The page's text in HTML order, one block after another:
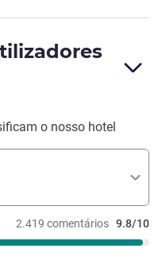
o nosso hotel
2.419 comentários 9.8/10